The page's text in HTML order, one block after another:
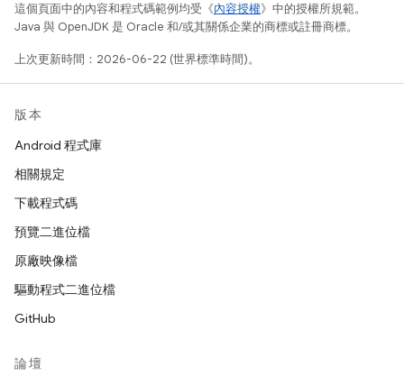
這個頁面中的內容和程式碼範例均受《內容授權》中的授權所規範。
Java 與 OpenJDK 是 Oracle 和/或其關係企業的商標或註冊商標。
上次更新時間：2026-06-22 (世界標準時間)。
版本
Android 程式庫
相關規定
下載程式碼
預覽二進位檔
原廠映像檔
驅動程式二進位檔
GitHub
論壇